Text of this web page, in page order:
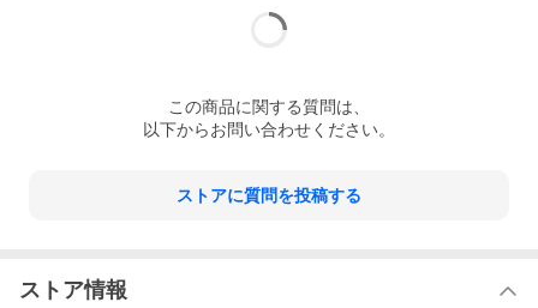
（※発送できない地域は、お買い物ガイドに表示があります）
商品によっては外箱のパッケージがリニュアルされる場合もあり
容量、JANコードに変更がない場合は、写真の入れ替えが遅くな
この商品に関する質問は、
以下からお問い合わせください。
ストアに質問を投稿する
ストア情報